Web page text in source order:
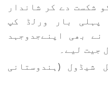
شکست دے کر شاندار
پہلی بار ورلڈ کپ
بھی اپنےجدوجہد
جیت لیے۔
شیڈول (ہندوستانی